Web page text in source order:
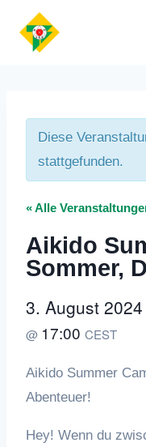
Inhalt
Diese
stattgefunden.
« Alle
Aikido
Sommer,
3. August 2024
@ 17:00 CEST
Aikido Summer
Abenteuer!
Hey! Wenn du